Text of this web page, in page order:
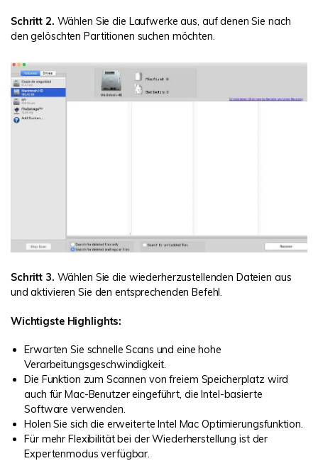
Schritt 2. Wählen Sie die Laufwerke aus, auf denen Sie nach
den gelöschten Partitionen suchen möchten.
Schritt 3. Wählen Sie die wiederherzustellenden Dateien aus
und aktivieren Sie den entsprechenden Befehl.
Wichtigste Highlights:
Erwarten Sie schnelle Scans und eine hohe
Verarbeitungsgeschwindigkeit.
Die Funktion zum Scannen von freiem Speicherplatz wird
auch für Mac-Benutzer eingeführt, die Intel-basierte
Software verwenden.
Holen Sie sich die erweiterte Intel Mac Optimierungsfunktion.
Für mehr Flexibilität bei der Wiederherstellung ist der
Expertenmodus verfügbar.